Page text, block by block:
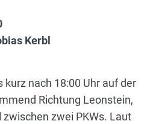
Kerbl
nach 18:00 Uhr auf der
Richtung Leonstein,
zwei PKWs. Laut